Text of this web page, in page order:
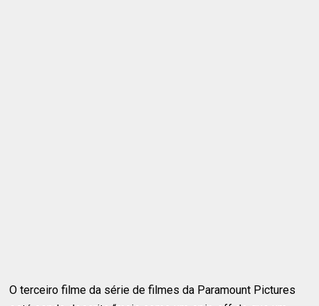
O terceiro filme da série de filmes da Paramount Pictures